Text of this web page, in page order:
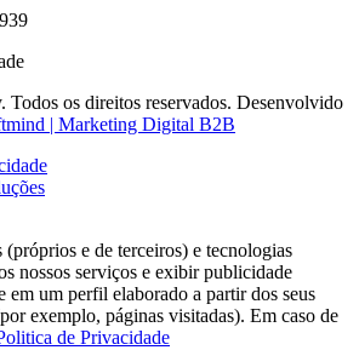
os direitos reservados. Desenvolvido
| Marketing Digital B2B
e de terceiros) e tecnologias
nossos serviços e exibir publicidade
em um perfil elaborado a partir dos seus
exemplo, páginas visitadas). Em caso de
de Privacidade